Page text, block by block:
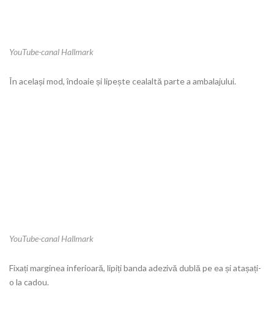
YouTube-canal Hallmark
În același mod, îndoaie și lipește cealaltă parte a ambalajului.
YouTube-canal Hallmark
Fixați marginea inferioară, lipiți banda adezivă dublă pe ea și atașați-
o la cadou.